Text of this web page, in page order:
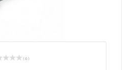
( 0 )